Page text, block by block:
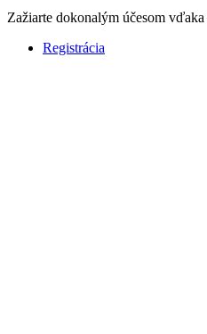
Zažiarte dokonalým účesom vďaka
Registrácia